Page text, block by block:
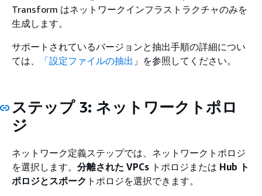
Transform はネットワークインフラストラクチャのみを
生成します。
サポートされているバージョンと抽出手順の詳細につい
ては、
「設定ファイルの抽出 」を参照してください。
ステップ 3: ネットワークトポロ
ジ
ネットワーク定義ステップでは、ネットワークトポロジ
を選択します。 分離された VPCs トポロジまたは Hub ト
ポロジとスポーク トポロジを選択できます。